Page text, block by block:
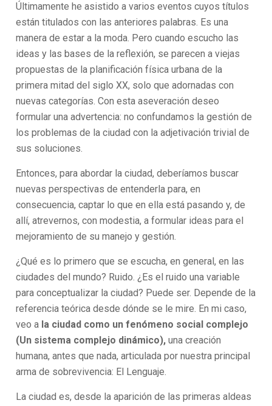
Últimamente he asistido a varios eventos cuyos títulos
están titulados con las anteriores palabras. Es una
manera de estar a la moda. Pero cuando escucho las
ideas y las bases de la reflexión, se parecen a viejas
propuestas de la planificación física urbana de la
primera mitad del siglo XX, solo que adornadas con
nuevas categorías. Con esta aseveración deseo
formular una advertencia: no confundamos la gestión de
los problemas de la ciudad con la adjetivación trivial de
sus soluciones.
Entonces, para abordar la ciudad, deberíamos buscar
nuevas perspectivas de entenderla para, en
consecuencia, captar lo que en ella está pasando y, de
allí, atrevernos, con modestia, a formular ideas para el
mejoramiento de su manejo y gestión.
¿Qué es lo primero que se escucha, en general, en las
ciudades del mundo? Ruido. ¿Es el ruido una variable
para conceptualizar la ciudad? Puede ser. Depende de la
referencia teórica desde dónde se le mire. En mi caso,
veo a la ciudad como un fenómeno social complejo
(Un sistema complejo dinámico), una creación
humana, antes que nada, articulada por nuestra principal
arma de sobrevivencia: El Lenguaje.
La ciudad es, desde la aparición de las primeras aldeas